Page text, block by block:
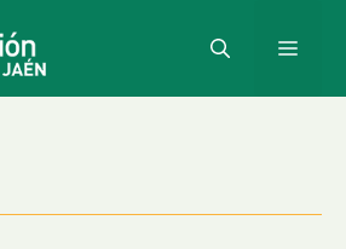
Menú